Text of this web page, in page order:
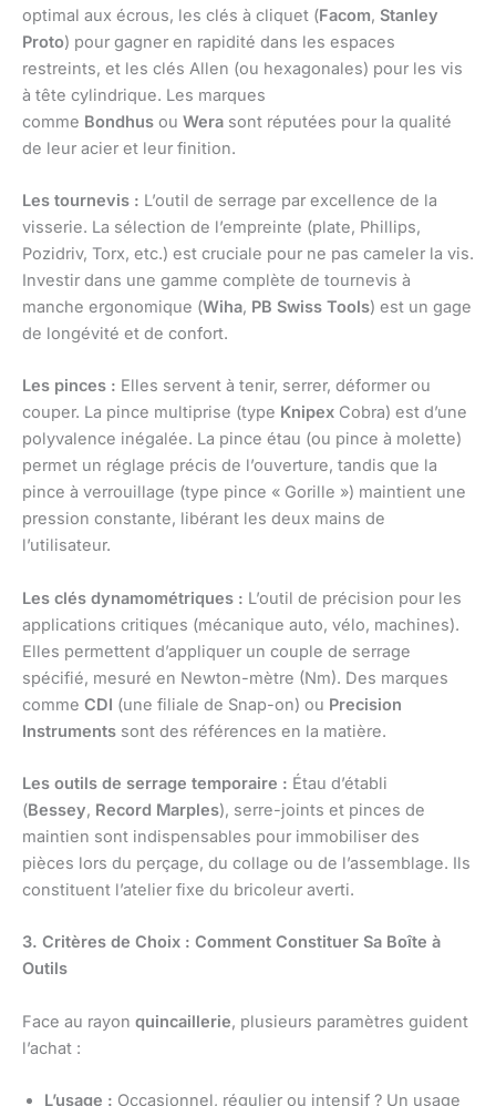
optimal aux écrous, les clés à cliquet (Facom, Stanley
Proto) pour gagner en rapidité dans les espaces
restreints, et les clés Allen (ou hexagonales) pour les vis
à tête cylindrique. Les marques
comme Bondhus ou Wera sont réputées pour la qualité
de leur acier et leur finition.
Les tournevis : L’outil de serrage par excellence de la
visserie. La sélection de l’empreinte (plate, Phillips,
Pozidriv, Torx, etc.) est cruciale pour ne pas cameler la vis.
Investir dans une gamme complète de tournevis à
manche ergonomique (Wiha, PB Swiss Tools) est un gage
de longévité et de confort.
Les pinces : Elles servent à tenir, serrer, déformer ou
couper. La pince multiprise (type Knipex Cobra) est d’une
polyvalence inégalée. La pince étau (ou pince à molette)
permet un réglage précis de l’ouverture, tandis que la
pince à verrouillage (type pince « Gorille ») maintient une
pression constante, libérant les deux mains de
l’utilisateur.
Les clés dynamométriques : L’outil de précision pour les
applications critiques (mécanique auto, vélo, machines).
Elles permettent d’appliquer un couple de serrage
spécifié, mesuré en Newton-mètre (Nm). Des marques
comme CDI (une filiale de Snap-on) ou Precision
Instruments sont des références en la matière.
Les outils de serrage temporaire : Étau d’établi
(Bessey, Record Marples), serre-joints et pinces de
maintien sont indispensables pour immobiliser des
pièces lors du perçage, du collage ou de l’assemblage. Ils
constituent l’atelier fixe du bricoleur averti.
3. Critères de Choix : Comment Constituer Sa Boîte à
Outils
Face au rayon quincaillerie, plusieurs paramètres guident
l’achat :
L’usage : Occasionnel, régulier ou intensif ? Un usage